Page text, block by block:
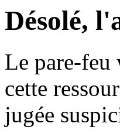
Désolé,
Le pare-feu
cette
jugée